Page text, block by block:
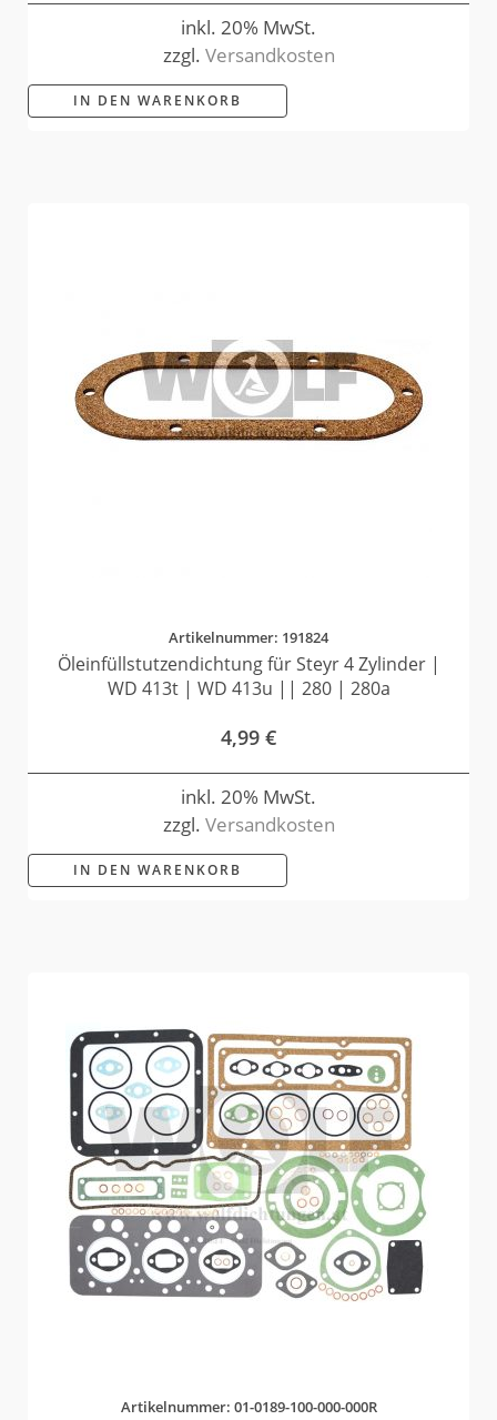
inkl. 20% MwSt.
zzgl. Versandkosten
IN DEN WARENKORB
Artikelnummer: 191824
Öleinfüllstutzendichtung für Steyr 4 Zylinder |
WD 413t | WD 413u || 280 | 280a
4,99 €
inkl. 20% MwSt.
zzgl. Versandkosten
IN DEN WARENKORB
Artikelnummer: 01-0189-100-000-000R